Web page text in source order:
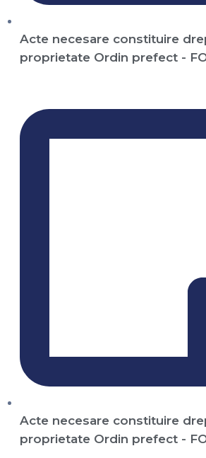
Acte necesare constituire
proprietate Ordin prefect -
Acte necesare constituire
proprietate Ordin prefect -